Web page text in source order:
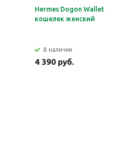
Hermes Dogon Wallet
кошелек женский
В наличии
4 390 руб.